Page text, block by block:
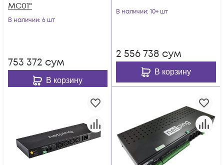
МС01"
В наличии: 6 шт
753 372 сум
В корзину
В наличии: 10+ шт
2 556 738 сум
В корзину